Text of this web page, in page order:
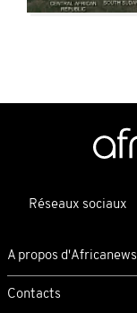
Réseaux sociaux
A propos d'Africanews
Contacts